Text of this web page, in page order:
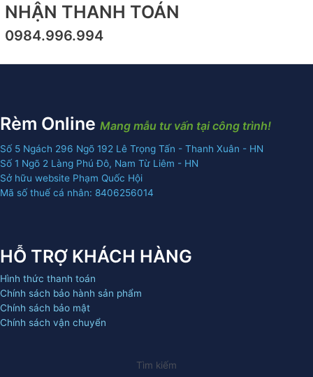
NHẬN THANH TOÁN
0984.996.994
Rèm Online Mang mẫu tư vấn tại công trình!
Số 5 Ngách 296 Ngõ 192 Lê Trọng Tấn - Thanh Xuân - HN
Số 1 Ngõ 2 Làng Phú Đô, Nam Từ Liêm - HN
Sở hữu website Phạm Quốc Hội
Mã số thuế cá nhân: 8406256014
HỖ TRỢ KHÁCH HÀNG
Hình thức thanh toán
Chính sách bảo hành sản phẩm
Chính sách bảo mật
Chính sách vận chuyển
Tìm kiếm